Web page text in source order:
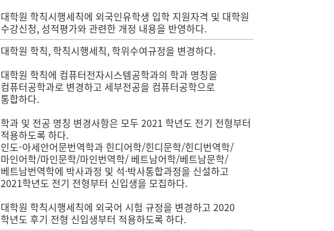
대학원 학칙시행세칙에 외국인유학생 입학 지원자격 및 대학원
수강신청, 성적평가와 관련한 개정 내용을 반영하다.
대학원 학칙, 학칙시행세칙, 학위수여규정을 변경하다.
대학원 학칙에 컴퓨터전자시스템공학과의 학과 명칭을
컴퓨터공학과로 변경하고 세부전공을 컴퓨터공학으로
통합하다.
학과 및 전공 명칭 변경사항은 모두 2021 학년도 전기 전형부터
적용하도록 하다.
인도-아세안어문번역학과 힌디어학/힌디문학/힌디번역학/
마인어학/마인문학/마인번역학/ 베트남어학/베트남문학/
베트남번역학에 박사과정 및 석·박사통합과정을 신설하고
2021학년도 전기 전형부터 신입생을 모집하다.
대학원 학칙시행세칙에 외국어 시험 규정을 변경하고 2020
학년도 후기 전형 신입생부터 적용하도록 하다.